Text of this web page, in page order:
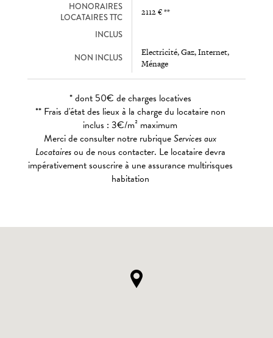
HONORAIRES
LOCATAIRES TTC
2112 € **
INCLUS
NON INCLUS
Electricité, Gaz, Internet,
Ménage
* dont 50€ de charges locatives
** Frais d'état des lieux à la charge du locataire non
inclus : 3€/m² maximum
Merci de consulter notre rubriqueServices aux
Locatairesou de nous contacter. Le locataire devra
impérativement souscrire à une assurance multirisques
habitation